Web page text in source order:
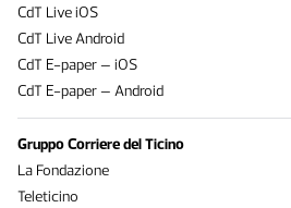
CdT Live iOS
CdT Live Android
CdT E-paper – iOS
CdT E-paper – Android
Gruppo Corriere del Ticino
La Fondazione
Teleticino